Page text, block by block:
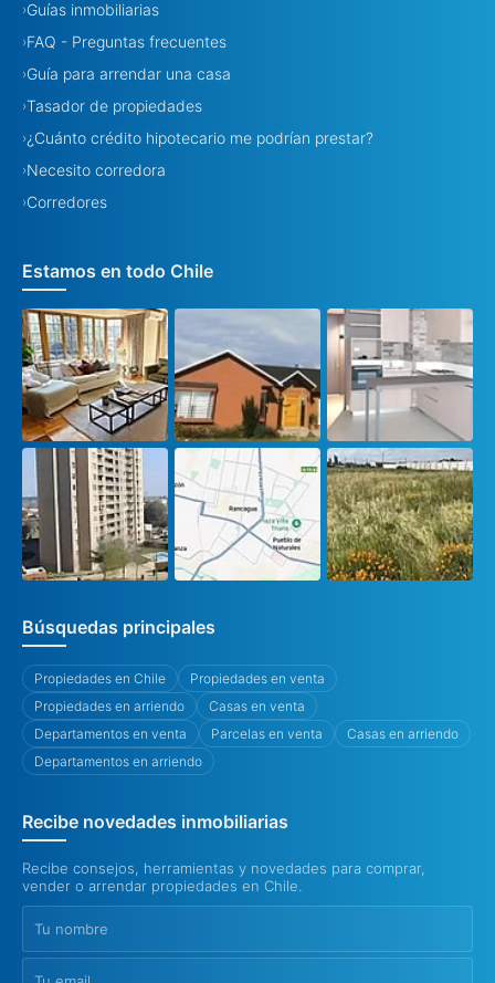
›Guías inmobiliarias
›FAQ - Preguntas frecuentes
›Guía para arrendar una casa
›Tasador de propiedades
›¿Cuánto crédito hipotecario me podrían prestar?
›Necesito corredora
›Corredores
Estamos en todo Chile
Búsquedas principales
Propiedades en Chile
Propiedades en venta
Propiedades en arriendo
Casas en venta
Departamentos en venta
Parcelas en venta
Casas en arriendo
Departamentos en arriendo
Recibe novedades inmobiliarias
Recibe consejos, herramientas y novedades para comprar,
vender o arrendar propiedades en Chile.